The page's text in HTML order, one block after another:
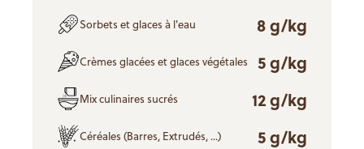
Sorbets et glaces à l'eau 8 g/kg
Crèmes glacées et glaces végétales 5 g/kg
Mix culinaires sucrés 12 g/kg
Céréales (Barres, Extrudés, ...) 5 g/kg